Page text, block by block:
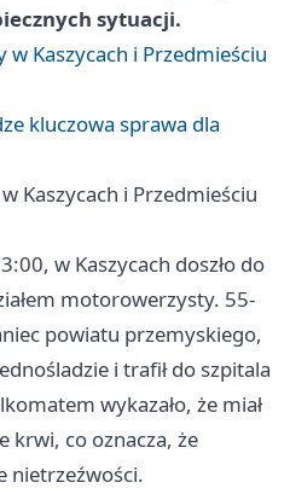
sytuacji.
Kaszycach i Przedmieściu
kluczowa sprawa dla
Kaszycach i Przedmieściu
w Kaszycach doszło do
motorowerzysty. 55-
powiatu przemyskiego,
i trafił do szpitala
wykazało, że miał
krwi, co oznacza, że
nietrzeźwości.